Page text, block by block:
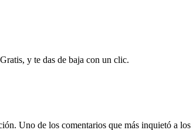
y te das de baja con un clic.
Uno de los comentarios que más inquietó a